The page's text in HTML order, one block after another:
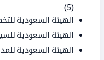
(5)
الهيئة السعودية
الهيئة السعودية
الهيئة السعودية